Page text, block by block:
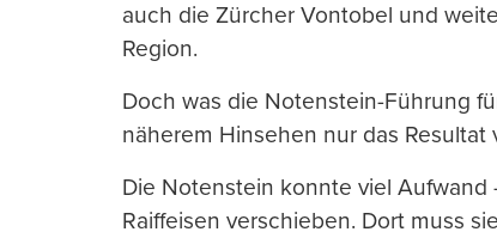
auch die Zürcher Vontobel und
Region.
Doch was die Notenstein-Führung
näherem Hinsehen nur das Resultat
Die Notenstein konnte viel Aufwand
Raiffeisen verschieben. Dort muss